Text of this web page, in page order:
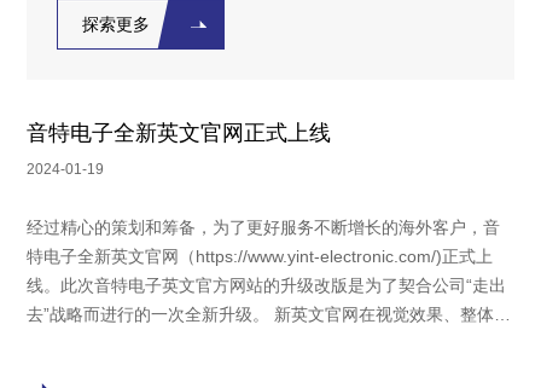
探索更多
音特电子全新英文官网正式上线
2024-01-19
经过精心的策划和筹备，为了更好服务不断增长的海外客户，音
特电子全新英文官网（https://www.yint-electronic.com/)正式上
线。此次音特电子英文官方网站的升级改版是为了契合公司“走出
去”战略而进行的一次全新升级。 新英文官网在视觉效果、整体架